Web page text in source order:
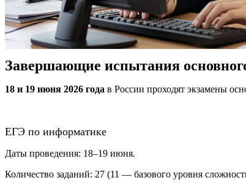
Завершающие испытания
18 и 19 июня 2026 года в России проходят экзамены
ЕГЭ по информатике
Даты проведения: 18–19 июня.
Количество заданий: 27 (11 — базового уровня